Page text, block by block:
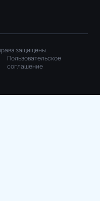
защищены.
Пользовательское
соглашение